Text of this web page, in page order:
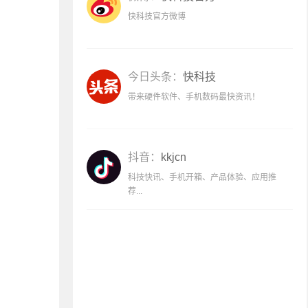
快科技官方微博
今日头条： 快科技
带来硬件软件、手机数码最快资讯！
抖音： kkjcn
科技快讯、手机开箱、产品体验、应用推
荐...